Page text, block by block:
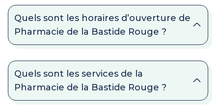
Quels sont les horaires d’ouverture de
Pharmacie de la Bastide Rouge ?
Quels sont les services de la
Pharmacie de la Bastide Rouge ?